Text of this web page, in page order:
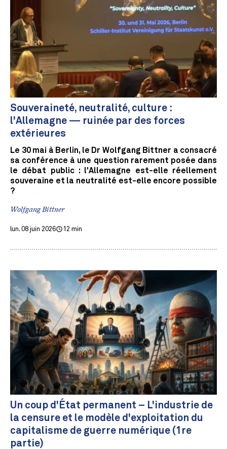
Souveraineté, neutralité, culture :
l'Allemagne — ruinée par des forces
extérieures
Le 30 mai à Berlin, le Dr Wolfgang Bittner a consacré
sa conférence à une question rarement posée dans
le débat public : l'Allemagne est-elle réellement
souveraine et la neutralité est-elle encore possible
?
Wolfgang Bittner
lun. 08 juin 2026 12 min
Un coup d'État permanent – L'industrie de
la censure et le modèle d'exploitation du
capitalisme de guerre numérique (1re
partie)